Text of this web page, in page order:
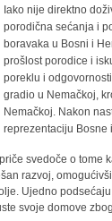
Iako nije direktno
porodična sećanja i
boravaka u Bosni i
prošlost porodice i
poreklu i
gradio u Nemačkoj,
Nemačkoj. Nakon
reprezentaciju Bosne
svedoče o tome
razvoj,
Ujedno
svoje domove